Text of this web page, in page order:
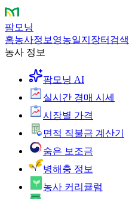
팜모닝
홈농사정보 영농일지 장터 검색
농사 정보
팜모닝 AI
실시간 경매 시세
시장별 가격
면적 직불금 계산기
숨은 보조금
병해충 정보
농사 커리큘럼